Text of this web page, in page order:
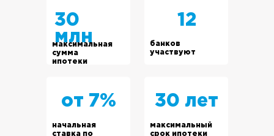
30 лет
максимальный
срок ипотеки
от 7%
начальная
ставка по
12
банков
участвуют
30
млн
максимальная
сумма
ипотеки